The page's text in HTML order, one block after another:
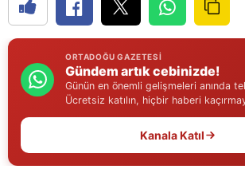
Erzincan
Erzurum
Eskişehir
Gaziantep
Giresun
ORTADOĞU GAZETESI
Gündem artık cebinizde!
Günün en önemli gelişmeleri anında
Ücretsiz katılın, hiçbir haberi
Kanala Katıl